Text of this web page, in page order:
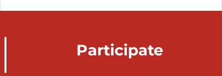
Participate